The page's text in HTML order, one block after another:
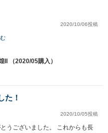
2020/10/06投稿
II （2020/05購入）
た！
2020/10/05投稿
うございました。 これからも長